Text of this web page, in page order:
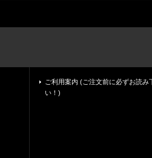
ご利用案内 (ご注文前に必ずお読み
い！)